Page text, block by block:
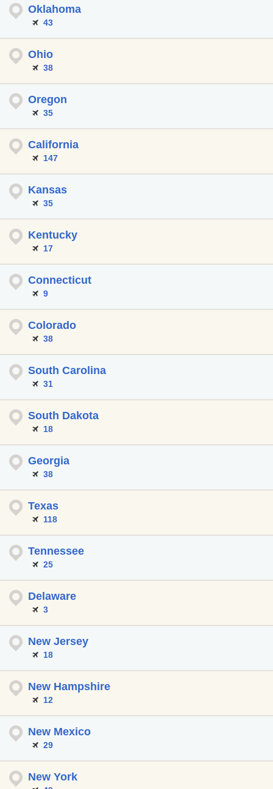
Oklahoma
43
Ohio
38
Oregon
35
California
147
Kansas
35
Kentucky
17
Connecticut
9
Colorado
38
South Carolina
31
South Dakota
18
Georgia
38
Texas
118
Tennessee
25
Delaware
3
New Jersey
18
New Hampshire
12
New Mexico
29
New York